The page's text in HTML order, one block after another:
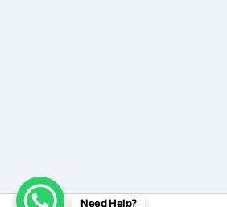
Need Help?